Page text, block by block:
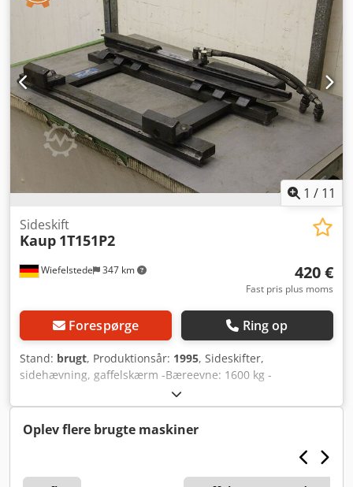
1 / 11
Wiefelstede 347 km
Sideskift
Kaup 1T151P2
420 €
Fast pris plus moms
Forespørge Ring op
Stand: brugt, Produktionsår: 1995, Sideskifter,
sidehævning, gaffelskærm -Bæreevne: 1600 kg -
Skærmbredde: 890 mm Dkoded Ifllopfx Akxjr -Skærmhøjde:
400 mm -Optagelseshøjde: 400 mm -Dimensioner:
890/500/160 mm -Vægt: 59 kg
Oplev flere brugte maskiner